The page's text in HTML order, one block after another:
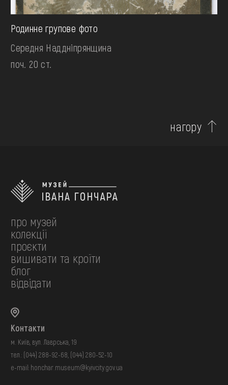
Родинне групове фото
Середня Наддніпрянщина
поч. 20 ст.
нагору
про музей
колекції
проєкти
вишивати та кроїти
блог
відвідати
Контакти
м. Київ, вул. Лаврська, 19
тел.: (044) 288-92-68 (044) 280-52-10
e-mail: honchar.museum@kyivcity.gov.ua